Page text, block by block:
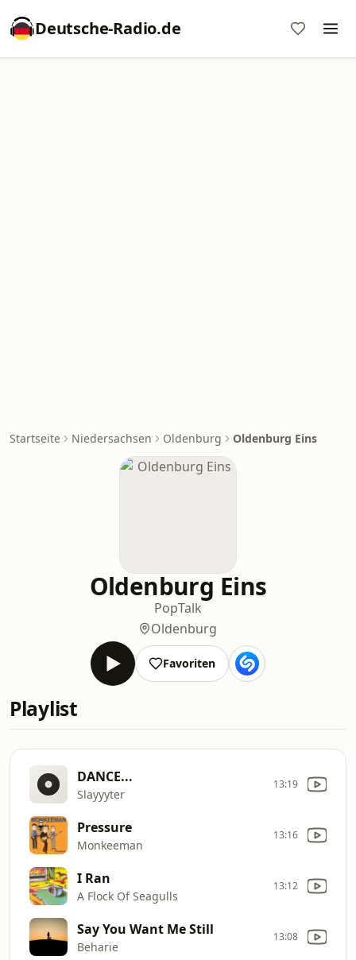
Deutsche-Radio.de
Startseite Niedersachsen Oldenburg Oldenburg Eins
Oldenburg Eins
PopTalk
Oldenburg
Favoriten
Playlist
DANCE...
Slayyyter
13:19
Pressure
Monkeeman
13:16
I Ran
A Flock Of Seagulls
13:12
Say You Want Me Still
Beharie
13:08